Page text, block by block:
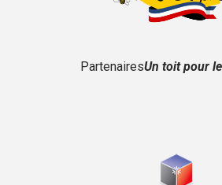
PartenairesUn toit pour